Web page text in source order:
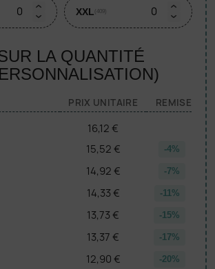
XXL (409)
LA QUANTITÉ
PRIX UNITAIRE REMISE
16,12 €
15,52 € -4%
14,92 € -7%
14,33 € -11%
13,73 € -15%
13,37 € -17%
12,90 € -20%